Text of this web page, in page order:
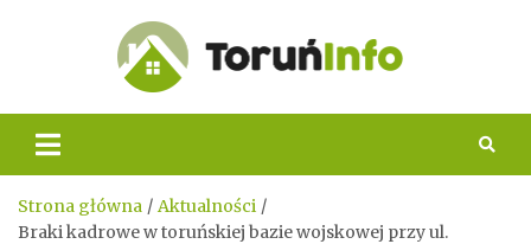
Info
Strona główna
Aktualności
Braki kadrowe w toruńskiej bazie wojskowej przy ul.